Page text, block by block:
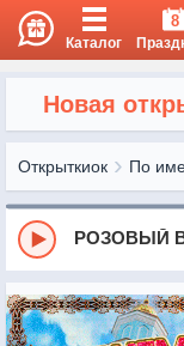
Каталог
8
Новая
Открыткиок По
РОЗОВЫЙ